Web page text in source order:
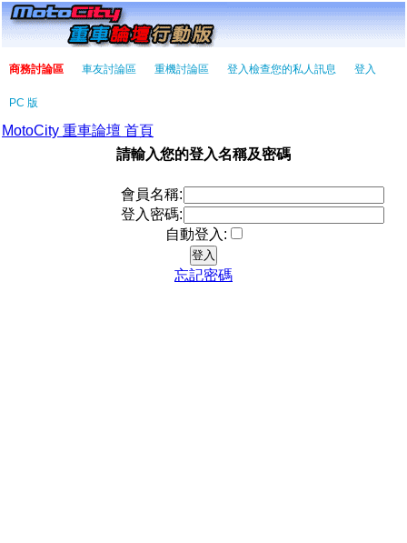
商務討論區 車友討論區 重機討論區 登入檢查您的私人訊息 登入
PC 版
MotoCity 重車論壇 首頁
請輸入您的登入名稱及密碼
會員名稱:
登入密碼:
自動登入:
忘記密碼